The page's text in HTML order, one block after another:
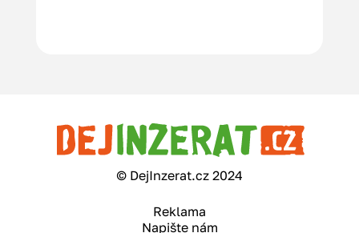
© DejInzerat.cz 2024
Reklama
Napište nám